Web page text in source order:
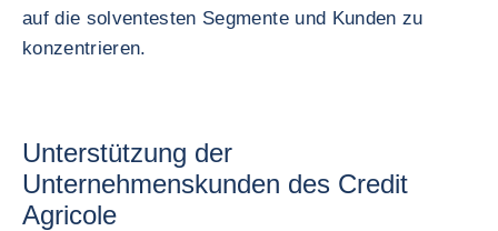
auf die solventesten Segmente und Kunden zu
konzentrieren.
Unterstützung der
Unternehmenskunden des Credit
Agricole